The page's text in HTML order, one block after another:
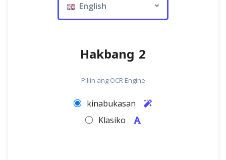
English
Hakbang 2
Piliin ang OCR Engine
kinabukasan
Klasiko